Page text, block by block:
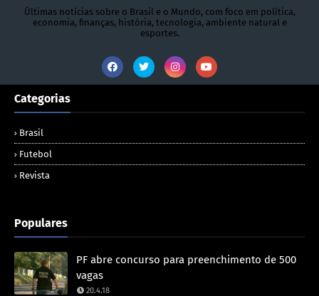
Últimas notícias sobre o Brasil e o Mundo, com foco em política,
economia, finanças, história, tecnologia, ambiente natural e
esportes.
Categorias
Brasil
Futebol
Revista
Populares
PF abre concurso para preenchimento de 500
vagas
20.4.18